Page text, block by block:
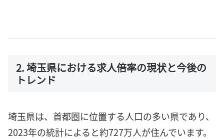
2. 埼玉県における求人倍率の現状と今後の
トレンド
埼玉県は、首都圏に位置する人口の多い県であり、
2023年の統計によると約727万人が住んでいます。